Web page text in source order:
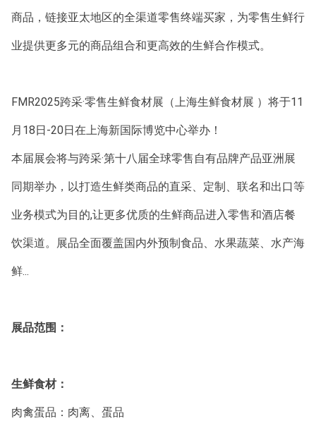
商品，链接亚太地区的全渠道零售终端买家，为零售生鲜行
业提供更多元的商品组合和更高效的生鲜合作模式。
FMR2025跨采·零售生鲜食材展（上海生鲜食材展 ）将于11
月18日-20日在上海新国际博览中心举办！
本届展会将与跨采·第十八届全球零售自有品牌产品亚洲展
同期举办，以打造生鲜类商品的直采、定制、联名和出口等
业务模式为目的,让更多优质的生鲜商品进入零售和酒店餐
饮渠道。展品全面覆盖国内外预制食品、水果蔬菜、水产海
鲜...
展品范围：
生鲜食材：
肉禽蛋品：肉离、蛋品